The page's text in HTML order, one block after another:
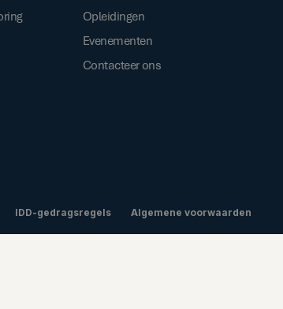
Opleidingen
Evenementen
Contacteer ons
IDD-gedragsregels Algemene voorwaarden